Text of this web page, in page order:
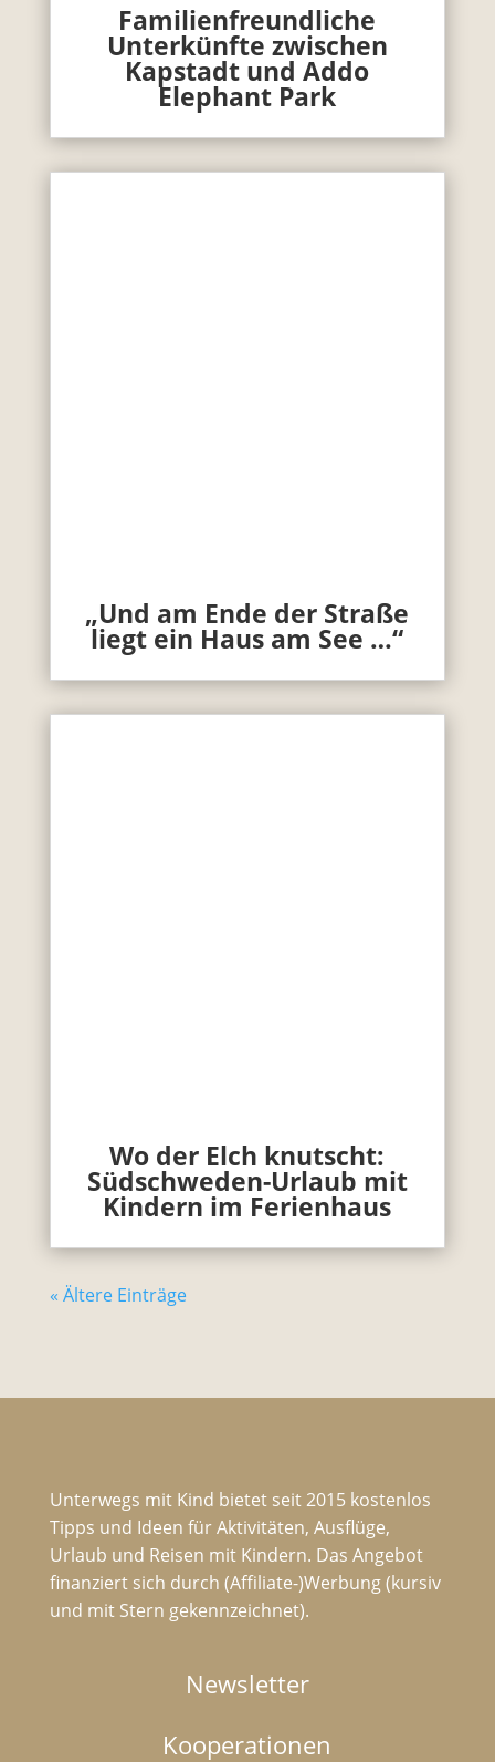
Familienfreundliche
Unterkünfte zwischen
Kapstadt und Addo
Elephant Park
„Und am Ende der Straße
liegt ein Haus am See …“
Wo der Elch knutscht:
Südschweden-Urlaub mit
Kindern im Ferienhaus
« Ältere Einträge
Unterwegs mit Kind bietet seit 2015 kostenlos
Tipps und Ideen für Aktivitäten, Ausflüge,
Urlaub und Reisen mit Kindern. Das Angebot
finanziert sich durch (Affiliate-)Werbung (kursiv
und mit Stern gekennzeichnet).
Newsletter
Kooperationen